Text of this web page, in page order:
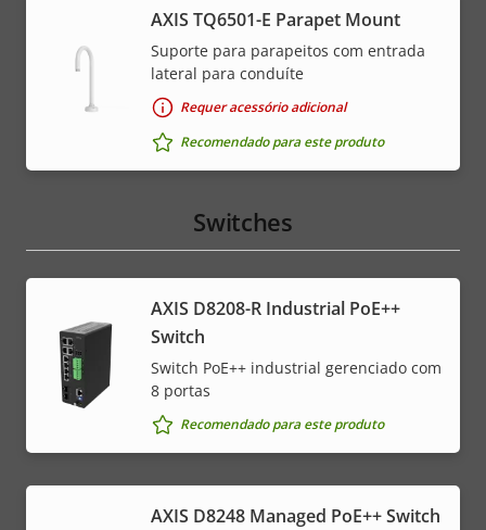
AXIS TQ6501-E Parapet Mount
Suporte para parapeitos com entrada
lateral para conduíte
Requer acessório adicional
Recomendado para este produto
Switches
AXIS D8208-R Industrial PoE++
Switch
Switch PoE++ industrial gerenciado com
8 portas
Recomendado para este produto
AXIS D8248 Managed PoE++ Switch